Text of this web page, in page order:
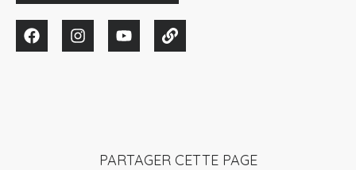
PARTAGER CETTE PAGE